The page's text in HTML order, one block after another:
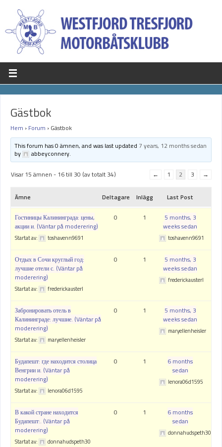
Gästbok
Hem › Forum › Gästbok
This forum has 0 ämnen, and was last updated 7 years, 12 months sedan
by
abbeyconnery.
Visar 15 ämnen - 16 till 30 (av totalt 34) ← 1 2 3 →
Ämne Deltagare Inlägg Last Post
Гостиницы Калининграда: цены,
акции и. (Väntar på moderering)
Startat av: toshavenn9691
0 1
5 months, 3
weeks sedan
toshavenn9691
Отдых в Сочи круглый год:
лучшие отели с. (Väntar på
moderering)
Startat av: frederickausterl
0 1
5 months, 3
weeks sedan
frederickausterl
Забронировать отель в
Калининграде: лучшие. (Väntar på
moderering)
Startat av: maryellenheisler
0 1
5 months, 3
weeks sedan
maryellenheisler
Будапешт: где находится столица
Венгрии и. (Väntar på
moderering)
Startat av: lenora06d1595
0 1
6 months
sedan
lenora06d1595
В какой стране находится
Будапешт:. (Väntar på
moderering)
Startat av: donnahudspeth30
0 1
6 months
sedan
donnahudspeth30